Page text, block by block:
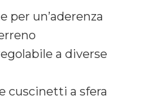
per un’aderenza
a diverse
cuscinetti a sfera